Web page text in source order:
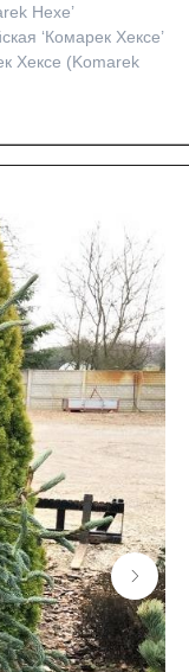
Hexe’
‘Комарек Хексе’
Хексе (Komarek